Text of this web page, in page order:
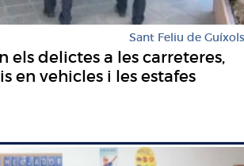
Sant Feliu de Guíxols
els delictes a les carreteres,
en vehicles i les estafes